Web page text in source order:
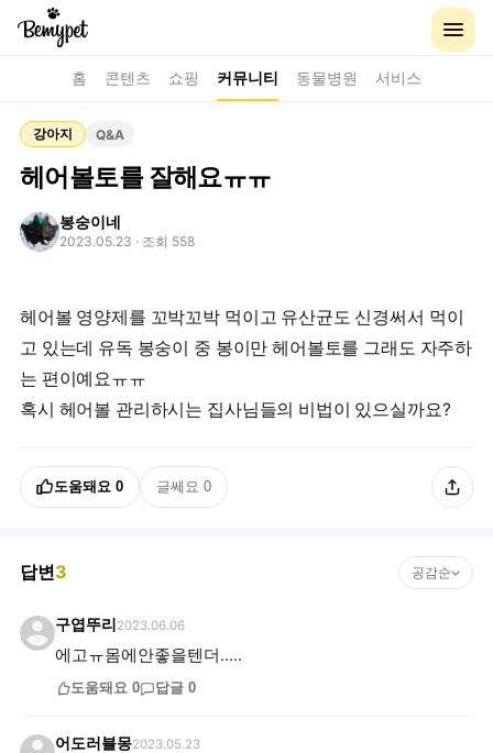
홈 콘텐츠 쇼핑 커뮤니티 동물병원 서비스
강아지 Q&A
헤어볼토를 잘해요ㅠㅠ
봉숭이네
2023.05.23 · 조회 558
헤어볼 영양제를 꼬박꼬박 먹이고 유산균도 신경써서 먹이
고 있는데 유독 봉숭이 중 봉이만 헤어볼토를 그래도 자주하
는 편이예요ㅠㅠ
혹시 헤어볼 관리하시는 집사님들의 비법이 있으실까요?
도움돼요 0 글쎄요 0
답변3 공감순
구엽뚜리 2023.06.06
에고ㅠ몸에안좋을텐더.....
도움돼요 0 답글 0
어도러블몽2023.05.23